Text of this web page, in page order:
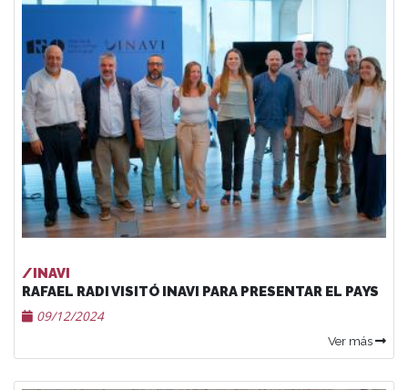
/INAVI
RAFAEL RADI VISITÓ INAVI PARA PRESENTAR EL PAYS
09/12/2024
Ver más